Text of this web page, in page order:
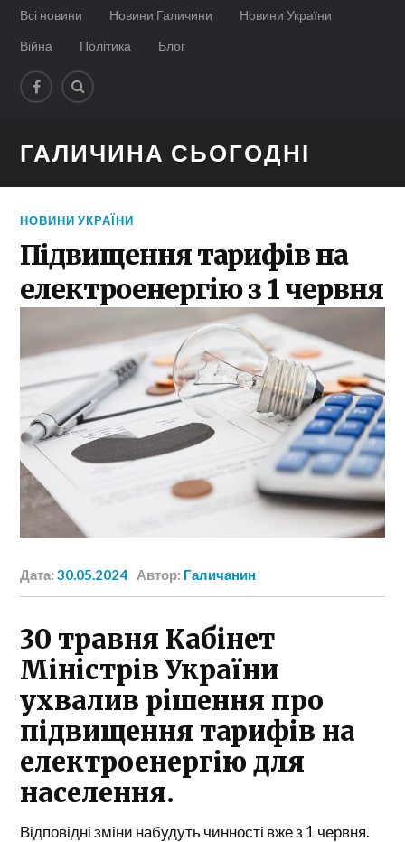
Всі новини Новини Галичини
Новини України
Війна
Політика Блог
ГАЛИЧИНА СЬОГОДНІ
НОВИНИ УКРАЇНИ
Підвищення тарифів на
електроенергію з 1 червня
Дата:30.05.2024 Автор: Галичанин
30 травня Кабінет
Міністрів України
ухвалив рішення про
підвищення тарифів на
електроенергію для
населення.
Відповідні зміни набудуть чинності вже з 1 червня.